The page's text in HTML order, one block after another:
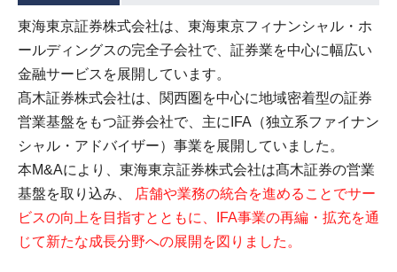
東海東京証券株式会社は、東海東京フィナンシャル・ホ
ールディングスの完全子会社で、証券業を中心に幅広い
金融サービスを展開しています。
髙木証券株式会社は、関西圏を中心に地域密着型の証券
営業基盤をもつ証券会社で、主にIFA（独立系ファイナン
シャル・アドバイザー）事業を展開していました。
本M&Aにより、東海東京証券株式会社は髙木証券の営業
基盤を取り込み、
店舗や業務の統合を進めることでサー
ビスの向上を目指すとともに、IFA事業の再編・拡充を通
じて新たな成長分野への展開を図りました。